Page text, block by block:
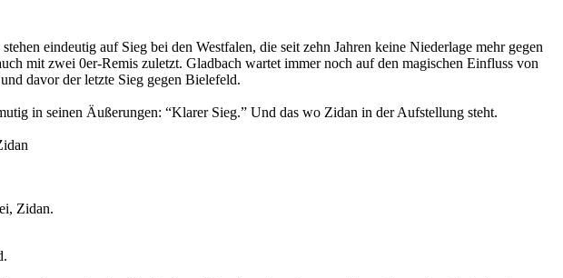
eindeutig auf Sieg bei den Westfalen, die seit zehn Jahren keine Niederlage mehr gegen
mit zwei 0er-Remis zuletzt. Gladbach wartet immer noch auf den magischen Einfluss von
davor der letzte Sieg gegen Bielefeld.
in seinen Äußerungen: “Klarer Sieg.” Und das wo Zidan in der Aufstellung steht.
Zidan.